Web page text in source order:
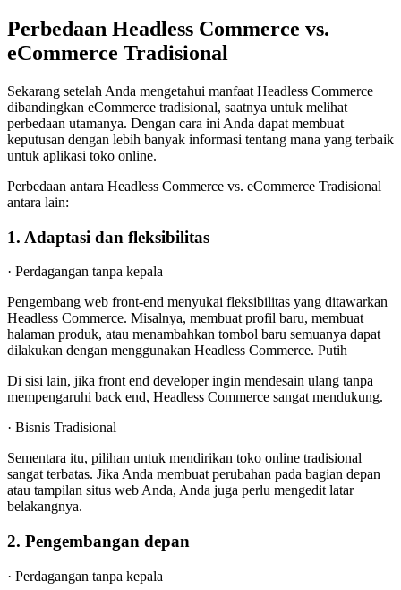
Perbedaan Headless Commerce vs.
eCommerce Tradisional
Sekarang setelah Anda mengetahui manfaat Headless Commerce
dibandingkan eCommerce tradisional, saatnya untuk melihat
perbedaan utamanya. Dengan cara ini Anda dapat membuat
keputusan dengan lebih banyak informasi tentang mana yang terbaik
untuk aplikasi toko online.
Perbedaan antara Headless Commerce vs. eCommerce Tradisional
antara lain:
1. Adaptasi dan fleksibilitas
· Perdagangan tanpa kepala
Pengembang web front-end menyukai fleksibilitas yang ditawarkan
Headless Commerce. Misalnya, membuat profil baru, membuat
halaman produk, atau menambahkan tombol baru semuanya dapat
dilakukan dengan menggunakan Headless Commerce. Putih
Di sisi lain, jika front end developer ingin mendesain ulang tanpa
mempengaruhi back end, Headless Commerce sangat mendukung.
· Bisnis Tradisional
Sementara itu, pilihan untuk mendirikan toko online tradisional
sangat terbatas. Jika Anda membuat perubahan pada bagian depan
atau tampilan situs web Anda, Anda juga perlu mengedit latar
belakangnya.
2. Pengembangan depan
· Perdagangan tanpa kepala